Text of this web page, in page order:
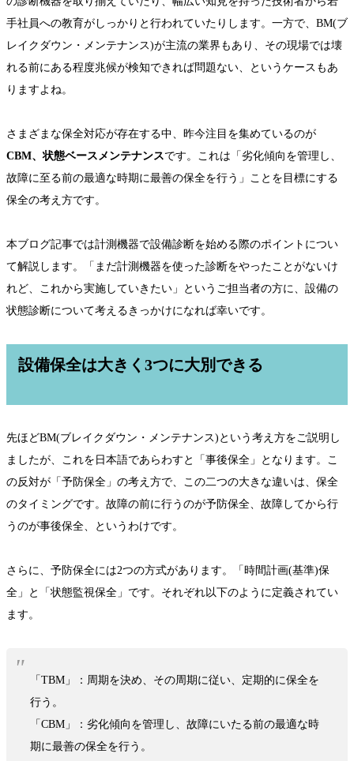
手社員への教育がしっかりと行われていたりします。一方で、BM(ブ
レイクダウン・メンテナンス)が主流の業界もあり、その現場では壊
れる前にある程度兆候が検知できれば問題ない、というケースもあ
りますよね。
さまざまな保全対応が存在する中、昨今注目を集めているのが
CBM、状態ベースメンテナンスです。これは「劣化傾向を管理し、
故障に至る前の最適な時期に最善の保全を行う」ことを目標にする
保全の考え方です。
本ブログ記事では計測機器で設備診断を始める際のポイントについ
て解説します。「まだ計測機器を使った診断をやったことがないけ
れど、これから実施していきたい」というご担当者の方に、設備の
状態診断について考えるきっかけになれば幸いです。
設備保全は大きく3つに大別できる
先ほどBM(ブレイクダウン・メンテナンス)という考え方をご説明し
ましたが、これを日本語であらわすと「事後保全」となります。こ
の反対が「予防保全」の考え方で、この二つの大きな違いは、保全
のタイミングです。故障の前に行うのが予防保全、故障してから行
うのが事後保全、というわけです。
さらに、予防保全には2つの方式があります。「時間計画(基準)保
全」と「状態監視保全」です。それぞれ以下のように定義されてい
ます。
「TBM」：周期を決め、その周期に従い、定期的に保全を
行う。
「CBM」：劣化傾向を管理し、故障にいたる前の最適な時
期に最善の保全を行う。